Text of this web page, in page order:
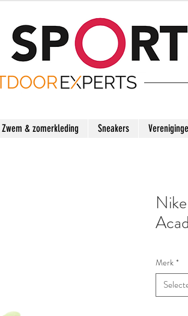
Zwem & zomerkleding Sneakers
Merk *